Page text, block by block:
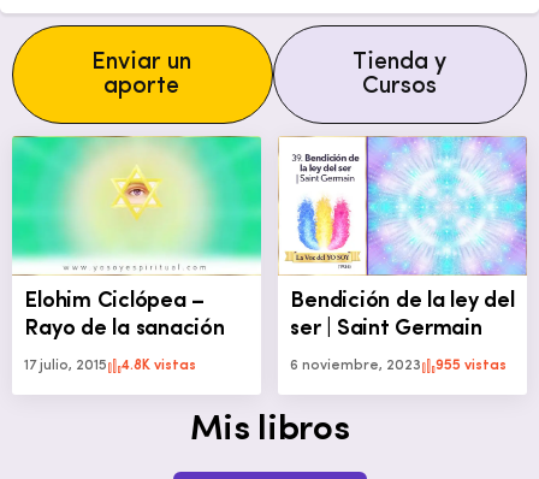
Enviar un
aporte
Tienda y
Cursos
Elohim Ciclópea –
Rayo de la sanación
17 julio, 2015 4.8K vistas
Bendición de la ley del
ser | Saint Germain
6 noviembre, 2023 955 vistas
Mis libros